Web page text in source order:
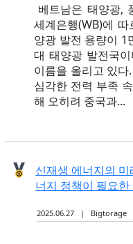
베트남은 태양광,
세계은행(WB)에
양광 발전 용량이 1
대 태양광 발전국
이름을 올리고 있
심각한 전력 부족
해 오히려 중국과...
신재생 에너지의
너지 정책이 필요한
2025.06.27 | Bigtorage